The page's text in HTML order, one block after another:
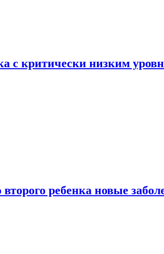
с критически низким
ребенка новые